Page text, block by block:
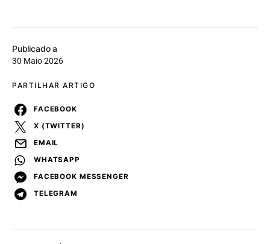
Publicado a
30 Maio 2026
PARTILHAR ARTIGO
FACEBOOK
X (TWITTER)
EMAIL
WHATSAPP
FACEBOOK MESSENGER
TELEGRAM